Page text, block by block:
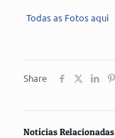
Todas as Fotos aqui
Share
Notícias Relacionadas